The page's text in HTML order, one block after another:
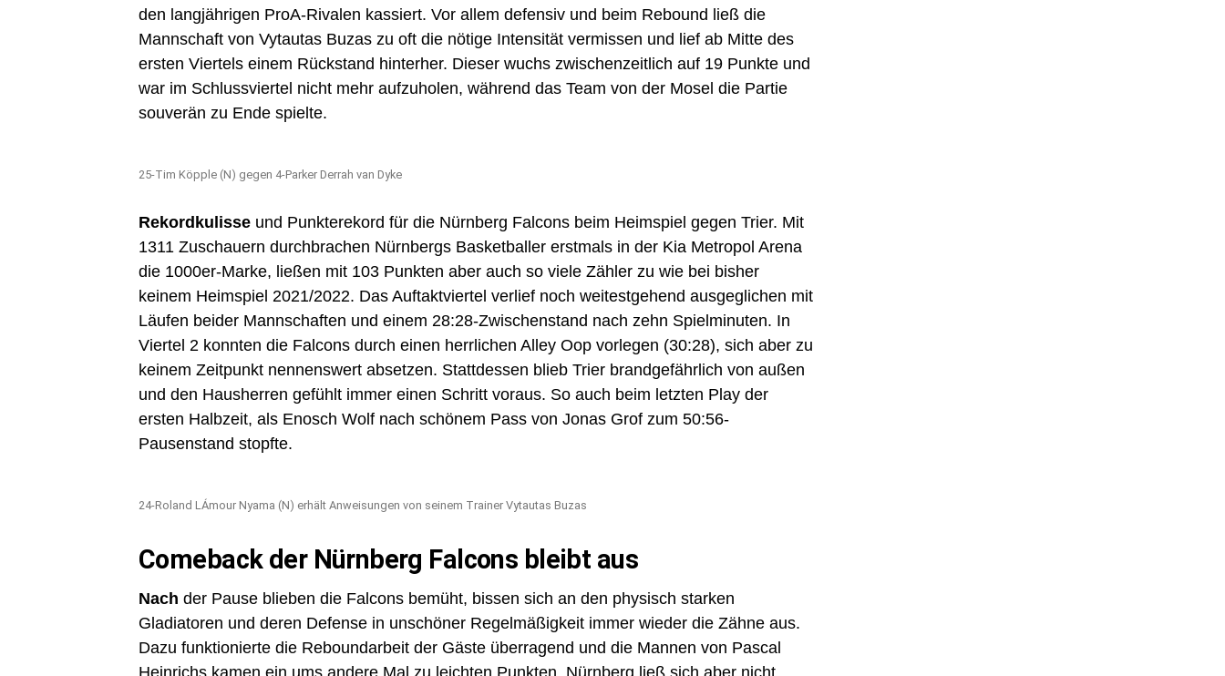
den langjährigen ProA-Rivalen kassiert. Vor allem defensiv und beim Rebound ließ die
Mannschaft von Vytautas Buzas zu oft die nötige Intensität vermissen und lief ab Mitte des
ersten Viertels einem Rückstand hinterher. Dieser wuchs zwischenzeitlich auf 19 Punkte und
war im Schlussviertel nicht mehr aufzuholen, während das Team von der Mosel die Partie
souverän zu Ende spielte.
25-Tim Köpple (N) gegen 4-Parker Derrah van Dyke
Rekordkulisse und Punkterekord für die Nürnberg Falcons beim Heimspiel gegen Trier. Mit
1311 Zuschauern durchbrachen Nürnbergs Basketballer erstmals in der Kia Metropol Arena
die 1000er-Marke, ließen mit 103 Punkten aber auch so viele Zähler zu wie bei bisher
keinem Heimspiel 2021/2022. Das Auftaktviertel verlief noch weitestgehend ausgeglichen mit
Läufen beider Mannschaften und einem 28:28-Zwischenstand nach zehn Spielminuten. In
Viertel 2 konnten die Falcons durch einen herrlichen Alley Oop vorlegen (30:28), sich aber zu
keinem Zeitpunkt nennenswert absetzen. Stattdessen blieb Trier brandgefährlich von außen
und den Hausherren gefühlt immer einen Schritt voraus. So auch beim letzten Play der
ersten Halbzeit, als Enosch Wolf nach schönem Pass von Jonas Grof zum 50:56-
Pausenstand stopfte.
24-Roland LÁmour Nyama (N) erhält Anweisungen von seinem Trainer Vytautas Buzas
Comeback der Nürnberg Falcons bleibt aus
Nach der Pause blieben die Falcons bemüht, bissen sich an den physisch starken
Gladiatoren und deren Defense in unschöner Regelmäßigkeit immer wieder die Zähne aus.
Dazu funktionierte die Reboundarbeit der Gäste überragend und die Mannen von Pascal
Heinrichs kamen ein ums andere Mal zu leichten Punkten. Nürnberg ließ sich aber nicht